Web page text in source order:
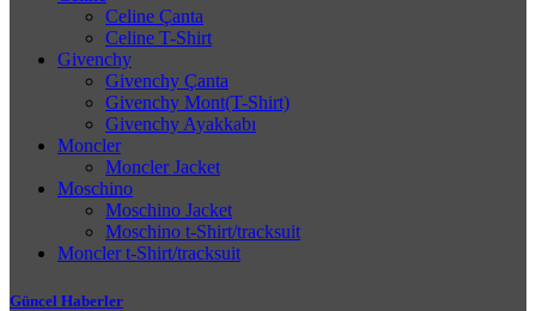
Celine Çanta
Celine T-Shirt
Givenchy
Givenchy Çanta
Givenchy Mont(T-Shirt)
Givenchy Ayakkabı
Moncler
Moncler Jacket
Moschino
Moschino Jacket
Moschino t-Shirt/tracksuit
Moncler t-Shirt/tracksuit
Güncel Haberler